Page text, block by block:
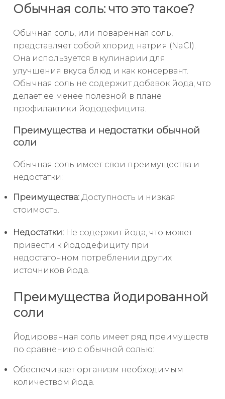
Обычная соль: что это такое?
Обычная соль, или поваренная соль,
представляет собой хлорид натрия (NaCl).
Она используется в кулинарии для
улучшения вкуса блюд и как консервант.
Обычная соль не содержит добавок йода, что
делает ее менее полезной в плане
профилактики йододефицита.
Преимущества и недостатки обычной
соли
Обычная соль имеет свои преимущества и
недостатки:
Преимущества: Доступность и низкая
стоимость.
Недостатки: Не содержит йода, что может
привести к йододефициту при
недостаточном потреблении других
источников йода.
Преимущества йодированной
соли
Йодированная соль имеет ряд преимуществ
по сравнению с обычной солью:
Обеспечивает организм необходимым
количеством йода.